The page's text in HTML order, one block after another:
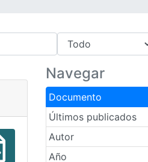
Navegar
Documento
Últimos publicados
Autor
Año